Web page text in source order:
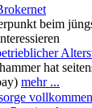
beim
hat
mehr ...